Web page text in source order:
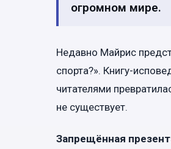
огромном мире.
Недавно Майрис
спорта?». Книгу-
читателями
не существует.
Запрещённая